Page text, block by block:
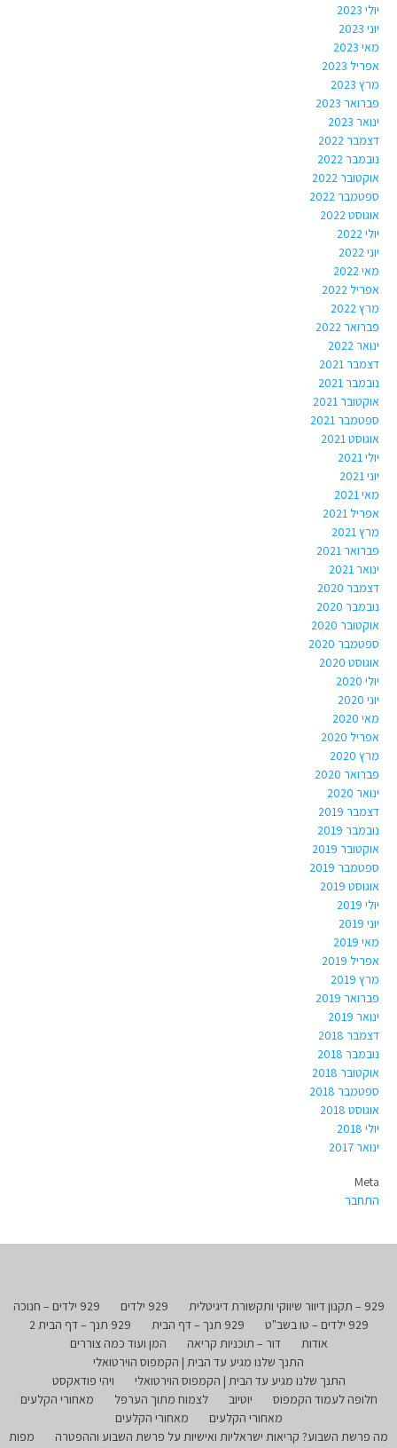
יולי 2023
יוני 2023
מאי 2023
אפריל 2023
מרץ 2023
פברואר 2023
ינואר 2023
דצמבר 2022
נובמבר 2022
אוקטובר 2022
ספטמבר 2022
אוגוסט 2022
יולי 2022
יוני 2022
מאי 2022
אפריל 2022
מרץ 2022
פברואר 2022
ינואר 2022
דצמבר 2021
נובמבר 2021
אוקטובר 2021
ספטמבר 2021
אוגוסט 2021
יולי 2021
יוני 2021
מאי 2021
אפריל 2021
מרץ 2021
פברואר 2021
ינואר 2021
דצמבר 2020
נובמבר 2020
אוקטובר 2020
ספטמבר 2020
אוגוסט 2020
יולי 2020
יוני 2020
מאי 2020
אפריל 2020
מרץ 2020
פברואר 2020
ינואר 2020
דצמבר 2019
נובמבר 2019
אוקטובר 2019
ספטמבר 2019
אוגוסט 2019
יולי 2019
יוני 2019
מאי 2019
אפריל 2019
מרץ 2019
פברואר 2019
ינואר 2019
דצמבר 2018
נובמבר 2018
אוקטובר 2018
ספטמבר 2018
אוגוסט 2018
יולי 2018
ינואר 2017
Meta
התחבר
929 – תקנון דיוור שיווקי ותקשורת דיגיטלית 929 ילדים
929 ילדים – חנוכה
929 ילדים – טו בשב"ט
929 תנך – דף הבית
929 תנך – דף הבית 2
אודות
דור – תוכניות קריאה
המן ועוד כמה צוררים
התנך שלנו מגיע עד הבית | הקמפוס הוירטואלי
התנך שלנו מגיע עד הבית | הקמפוס הוירטואלי
ויהי פודאקסט
חלופה לעמוד הקמפוס
יוטיוב לצמוח מתוך הערפל
מאחורי הקלעים
מאחורי הקלעים
מאחורי הקלעים
מה פרשת השבוע? קריאות ישראליות ואישיות על פרשת השבוע וההפטרה
מפות